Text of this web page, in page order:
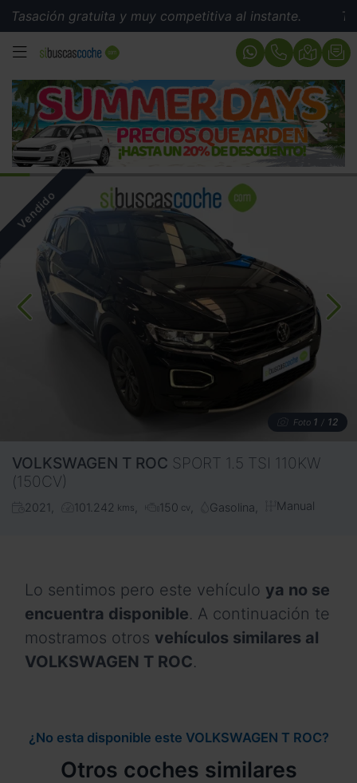
gratuita y muy competitiva al instante.
MENÚ
Foto 1 / 12
VOLKSWAGEN T ROC SPORT 1.5 TSI 110KW
(150CV)
2021 101.242 kms 150 cv Gasolina Manual
Lo sentimos pero este vehículo ya no se
encuentra disponible. A continuación te
mostramos otros vehículos similares al
VOLKSWAGEN T ROC.
¿No esta disponible este VOLKSWAGEN T ROC?
Otros coches similares